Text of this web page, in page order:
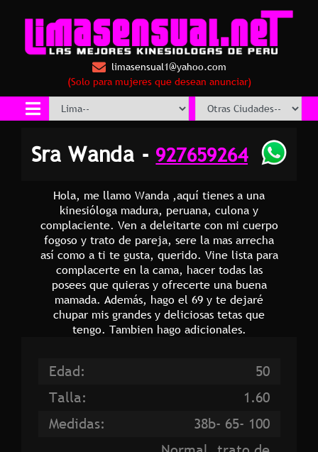
limasensual1@yahoo.com
(Solo para mujeres que desean anunciar)
Sra Wanda - 927659264
Hola, me llamo Wanda ,aquí tienes a una
kinesióloga madura, peruana, culona y
complaciente. Ven a deleitarte con mi cuerpo
fogoso y trato de pareja, sere la mas arrecha
así como a ti te gusta, querido. Vine lista para
complacerte en la cama, hacer todas las
posees que quieras y ofrecerte una buena
mamada. Además, hago el 69 y te dejaré
chupar mis grandes y deliciosas tetas que
tengo. Tambien hago adicionales.
Edad:
50
Talla:
1.60
Medidas:
38b- 65- 100